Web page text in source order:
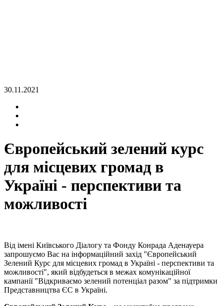
30.11.2021
Європейський зелений курс
для місцевих громад в
Україні - перспективи та
можливості
Від імені Київського Діалогу та Фонду Конрада Аденауера
запрошуємо Вас на інформаційний захід "Європейський
Зелений Курс для місцевих громад в Україні - перспективи та
можливості", який відбудеться в межах комунікаційної
кампанії "Відкриваємо зелений потенціал разом" за підтримки
Представництва ЄС в Україні.